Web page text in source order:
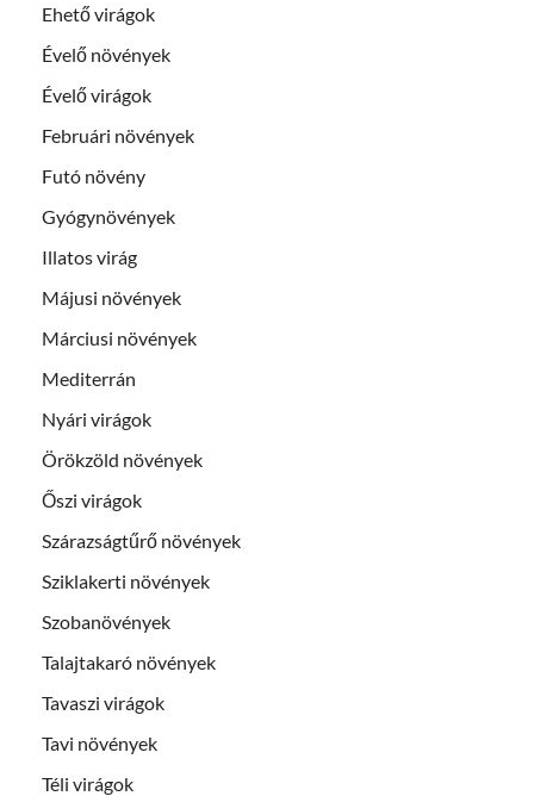
Ehető virágok
Évelő növények
Évelő virágok
Februári növények
Futó növény
Gyógynövények
Illatos virág
Májusi növények
Márciusi növények
Mediterrán
Nyári virágok
Örökzöld növények
Őszi virágok
Szárazságtűrő növények
Sziklakerti növények
Szobanövények
Talajtakaró növények
Tavaszi virágok
Tavi növények
Téli virágok